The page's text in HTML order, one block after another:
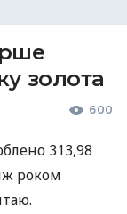
золота
600
313,98
роком